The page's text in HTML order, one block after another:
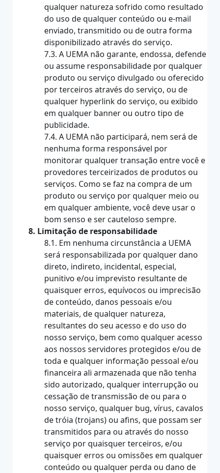
qualquer natureza sofrido como resultado
do uso de qualquer conteúdo ou e-mail
enviado, transmitido ou de outra forma
disponibilizado através do serviço.
7.3. A UEMA não garante, endossa, defende
ou assume responsabilidade por qualquer
produto ou serviço divulgado ou oferecido
por terceiros através do serviço, ou de
qualquer hyperlink do serviço, ou exibido
em qualquer banner ou outro tipo de
publicidade.
7.4. A UEMA não participará, nem será de
nenhuma forma responsável por
monitorar qualquer transação entre você e
provedores terceirizados de produtos ou
serviços. Como se faz na compra de um
produto ou serviço por qualquer meio ou
em qualquer ambiente, você deve usar o
bom senso e ser cauteloso sempre.
8. Limitação de responsabilidade
8.1. Em nenhuma circunstância a UEMA
será responsabilizada por qualquer dano
direto, indireto, incidental, especial,
punitivo e/ou imprevisto resultante de
quaisquer erros, equívocos ou imprecisão
de conteúdo, danos pessoais e/ou
materiais, de qualquer natureza,
resultantes do seu acesso e do uso do
nosso serviço, bem como qualquer acesso
aos nossos servidores protegidos e/ou de
toda e qualquer informação pessoal e/ou
financeira ali armazenada que não tenha
sido autorizado, qualquer interrupção ou
cessação de transmissão de ou para o
nosso serviço, qualquer bug, vírus, cavalos
de tróia (trojans) ou afins, que possam ser
transmitidos para ou através do nosso
serviço por quaisquer terceiros, e/ou
quaisquer erros ou omissões em qualquer
conteúdo ou qualquer perda ou dano de